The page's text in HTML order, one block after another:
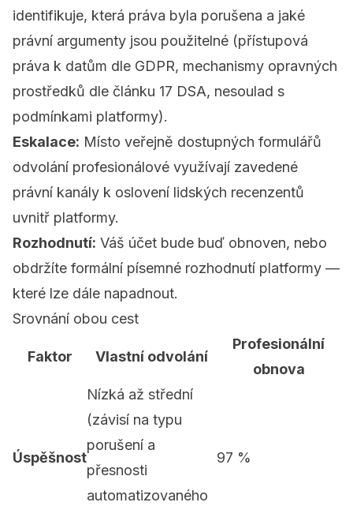
identifikuje, která práva byla porušena a jaké
právní argumenty jsou použitelné (přístupová
práva k datům dle GDPR, mechanismy opravných
prostředků dle článku 17 DSA, nesoulad s
podmínkami platformy).
Eskalace: Místo veřejně dostupných formulářů
odvolání profesionálové využívají zavedené
právní kanály k oslovení lidských recenzentů
uvnitř platformy.
Rozhodnutí: Váš účet bude buď obnoven, nebo
obdržíte formální písemné rozhodnutí platformy —
které lze dále napadnout.
Srovnání obou cest
Faktor Vlastní odvolání
Profesionální
obnova
Úspěšnost
Nízká až střední
(závisí na typu
porušení a
přesnosti
automatizovaného
97 %